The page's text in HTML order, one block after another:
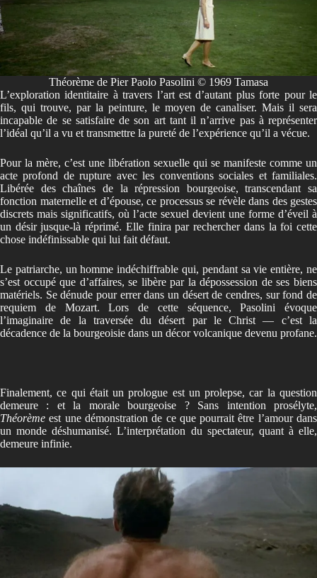
Théorème de Pier Paolo Pasolini © 1969 Tamasa
L’exploration identitaire à travers l’art est d’autant plus forte pour le
fils, qui trouve, par la peinture, le moyen de canaliser. Mais il sera
incapable de se satisfaire de son art tant il n’arrive pas à représenter
l’idéal qu’il a vu et transmettre la pureté de l’expérience qu’il a vécue.
Pour la mère, c’est une libération sexuelle qui se manifeste comme un
acte profond de rupture avec les conventions sociales et familiales.
Libérée des chaînes de la répression bourgeoise, transcendant sa
fonction maternelle et d’épouse, ce processus se révèle dans des gestes
discrets mais significatifs, où l’acte sexuel devient une forme d’éveil à
un désir jusque-là réprimé. Elle finira par rechercher dans la foi cette
chose indéfinissable qui lui fait défaut.
Le patriarche, un homme indéchiffrable qui, pendant sa vie entière, ne
s’est occupé que d’affaires, se libère par la dépossession de ses biens
matériels. Se dénude pour errer dans un désert de cendres, sur fond de
requiem de Mozart. Lors de cette séquence, Pasolini évoque
l’imaginaire de la traversée du désert par le Christ — c’est la
décadence de la bourgeoisie dans un décor volcanique devenu profane.
Finalement, ce qui était un prologue est un prolepse, car la question
demeure : et la morale bourgeoise ? Sans intention prosélyte,
Théorème est une démonstration de ce que pourrait être l’amour dans
un monde déshumanisé. L’interprétation du spectateur, quant à elle,
demeure infinie.